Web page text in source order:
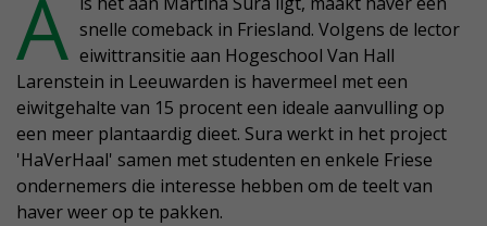
A snelle comeback in Friesland. Volgens de lector
eiwittransitie aan Hogeschool Van Hall
Larenstein in Leeuwarden is havermeel met een
eiwitgehalte van 15 procent een ideale aanvulling op
een meer plantaardig dieet. Sura werkt in het project
'HaVerHaal' samen met studenten en enkele Friese
ondernemers die interesse hebben om de teelt van
haver weer op te pakken.